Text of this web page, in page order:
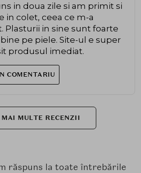
in doua zile si am primit si
in colet, ceea ce m-a
Plasturii in sine sunt foarte
pe piele. Site-ul e super
produsul imediat.
COMENTARIU
MULTE RECENZII
răspuns la toate întrebările